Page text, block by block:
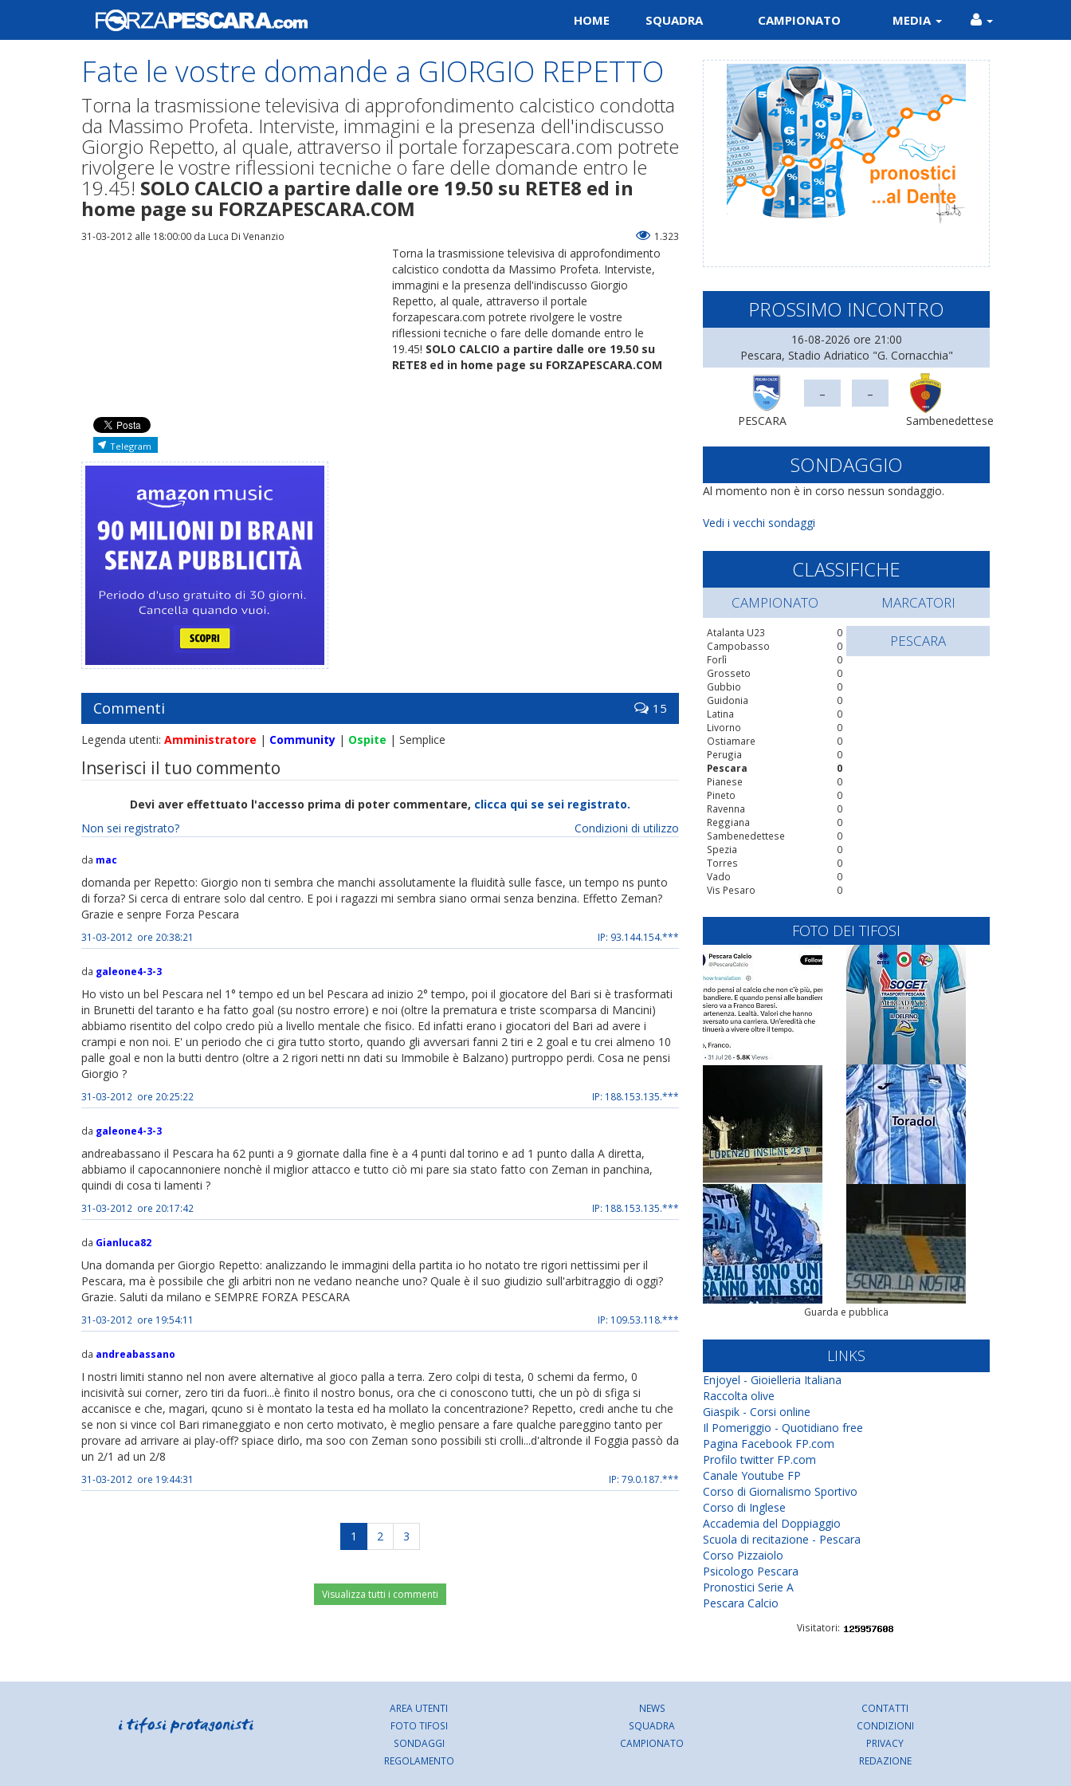
HOME SQUADRA CAMPIONATO MEDIA
Fate le vostre domande a GIORGIO REPETTO
Torna la trasmissione televisiva di approfondimento calcistico condotta
da Massimo Profeta. Interviste, immagini e la presenza dell'indiscusso
Giorgio Repetto, al quale, attraverso il portale forzapescara.com potrete
rivolgere le vostre riflessioni tecniche o fare delle domande entro le
19.45! SOLO CALCIO a partire dalle ore 19.50 su RETE8 ed in
home page su FORZAPESCARA.COM
31-03-2012 alle 18:00:00 da Luca Di Venanzio 1.323
Torna la trasmissione televisiva di approfondimento
calcistico condotta da Massimo Profeta. Interviste,
immagini e la presenza dell'indiscusso Giorgio
Repetto, al quale, attraverso il portale
forzapescara.com potrete rivolgere le vostre
riflessioni tecniche o fare delle domande entro le
19.45! SOLO CALCIO a partire dalle ore 19.50 su
RETE8 ed in home page su FORZAPESCARA.COM
Telegram
Commenti 15
Legenda utenti: Amministratore | Community | Ospite | Semplice
Inserisci il tuo commento
Devi aver effettuato l'accesso prima di poter commentare, clicca qui se sei registrato.
Condizioni di utilizzo
Non sei registrato?
da mac
domanda per Repetto: Giorgio non ti sembra che manchi assolutamente la fluidità sulle fasce, un tempo ns punto
di forza? Si cerca di entrare solo dal centro. E poi i ragazzi mi sembra siano ormai senza benzina. Effetto Zeman?
Grazie e senpre Forza Pescara
31-03-2012 ore 20:38:21 IP: 93.144.154.***
da galeone4-3-3
Ho visto un bel Pescara nel 1° tempo ed un bel Pescara ad inizio 2° tempo, poi il giocatore del Bari si è trasformati
in Brunetti del taranto e ha fatto goal (su nostro errore) e noi (oltre la prematura e triste scomparsa di Mancini)
abbiamo risentito del colpo credo più a livello mentale che fisico. Ed infatti erano i giocatori del Bari ad avere i
crampi e non noi. E' un periodo che ci gira tutto storto, quando gli avversari fanni 2 tiri e 2 goal e tu crei almeno 10
palle goal e non la butti dentro (oltre a 2 rigori netti nn dati su Immobile è Balzano) purtroppo perdi. Cosa ne pensi
Giorgio ?
31-03-2012 ore 20:25:22 IP: 188.153.135.***
da galeone4-3-3
andreabassano il Pescara ha 62 punti a 9 giornate dalla fine è a 4 punti dal torino e ad 1 punto dalla A diretta,
abbiamo il capocannoniere nonchè il miglior attacco e tutto ciò mi pare sia stato fatto con Zeman in panchina,
quindi di cosa ti lamenti ?
31-03-2012 ore 20:17:42 IP: 188.153.135.***
da Gianluca82
Una domanda per Giorgio Repetto: analizzando le immagini della partita io ho notato tre rigori nettissimi per il
Pescara, ma è possibile che gli arbitri non ne vedano neanche uno? Quale è il suo giudizio sull'arbitraggio di oggi?
Grazie. Saluti da milano e SEMPRE FORZA PESCARA
31-03-2012 ore 19:54:11 IP: 109.53.118.***
da andreabassano
I nostri limiti stanno nel non avere alternative al gioco palla a terra. Zero colpi di testa, 0 schemi da fermo, 0
incisività sui corner, zero tiri da fuori...è finito il nostro bonus, ora che ci conoscono tutti, che un pò di sfiga si
accanisce e che, magari, qcuno si è montato la testa ed ha mollato la concentrazione? Repetto, credi anche tu che
se non si vince col Bari rimaneggiato e non certo motivato, è meglio pensare a fare qualche pareggino tanto per
provare ad arrivare ai play-off? spiace dirlo, ma soo con Zeman sono possibili sti crolli...d'altronde il Foggia passò da
un 2/1 ad un 2/8
31-03-2012 ore 19:44:31 IP: 79.0.187.***
1 2 3
Visualizza tutti i commenti
PROSSIMO INCONTRO
16-08-2026 ore 21:00
Pescara, Stadio Adriatico "G. Cornacchia"
PESCARA
- -
Sambenedettese
SONDAGGIO
Al momento non è in corso nessun sondaggio.
Vedi i vecchi sondaggi
CLASSIFICHE
CAMPIONATO
0
Atalanta U23
0
Campobasso
0
Forlì
0
Grosseto
0
Gubbio
0
Guidonia
0
Latina
0
Livorno
0
Ostiamare
0
Perugia
0
Pescara
0
Pianese
0
Pineto
0
Ravenna
0
Reggiana
0
Sambenedettese
0
Spezia
0
Torres
0
Vado
0
Vis Pesaro
MARCATORI
PESCARA
FOTO DEI TIFOSI
Guarda e pubblica
LINKS
Enjoyel - Gioielleria Italiana
Raccolta olive
Giaspik - Corsi online
Il Pomeriggio - Quotidiano free
Pagina Facebook FP.com
Profilo twitter FP.com
Canale Youtube FP
Corso di Giornalismo Sportivo
Corso di Inglese
Accademia del Doppiaggio
Scuola di recitazione - Pescara
Corso Pizzaiolo
Psicologo Pescara
Pronostici Serie A
Pescara Calcio
Visitatori:
AREA UTENTI
FOTO TIFOSI
SONDAGGI
REGOLAMENTO
NEWS
SQUADRA
CAMPIONATO
CONTATTI
CONDIZIONI
PRIVACY
REDAZIONE